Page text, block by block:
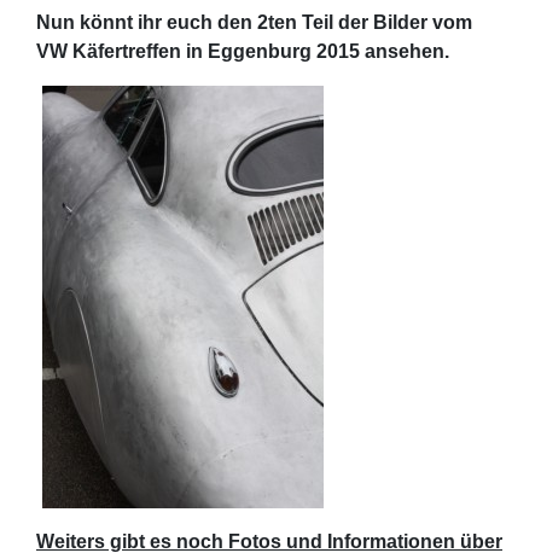
Nun könnt ihr euch den 2ten Teil der Bilder vom
VW Käfertreffen in Eggenburg 2015 ansehen.
Weiters gibt es noch Fotos und Informationen über